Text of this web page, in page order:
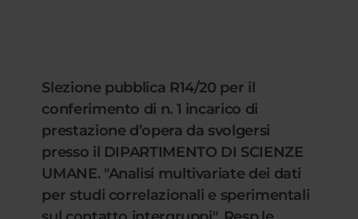
Slezione pubblica R14/20 per il
conferimento di n. 1 incarico di
prestazione d’opera da svolgersi
presso il DIPARTIMENTO DI SCIENZE
UMANE. "Analisi multivariate dei dati
per studi correlazionali e sperimentali